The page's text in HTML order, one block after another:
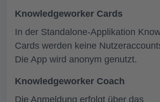
Knowledgeworker Cards
In der Standalone-Applikation
Cards werden keine
Die App wird anonym genutzt.
Knowledgeworker Coach
Die Anmeldung erfolgt über das